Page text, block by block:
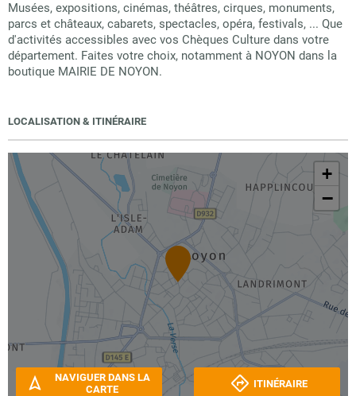
Musées, expositions, cinémas, théâtres, cirques, monuments,
parcs et châteaux, cabarets, spectacles, opéra, festivals, ... Que
d'activités accessibles avec vos Chèques Culture dans votre
département. Faites votre choix, notamment à NOYON dans la
boutique MAIRIE DE NOYON.
LOCALISATION & ITINÉRAIRE
+
−
NAVIGUER DANS LA
CARTE
ITINÉRAIRE